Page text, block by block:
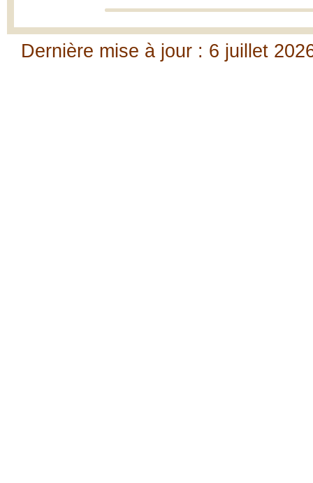
Dernière mise à jour : 6 juillet